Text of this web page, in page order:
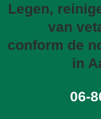
Legen,
van
conform de
in
06-